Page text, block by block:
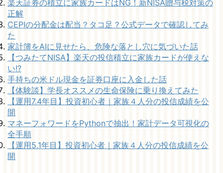
楽天証券の積立に家族カードはNG！新NISA贈与税対策の
正解
CEPIの分配金は配当？タコ足？公式データで確認してみ
た
家計簿をAIに見せたら、危険な落とし穴に気づいた話
【つみたてNISA】楽天の投信積立に家族カードが使えな
い!?
手持ちの米ドル現金を証券口座に入金した話
【体験談】学長オススメの生命保険に乗り換えてみた
【運用7.4年目】投資初心者｜家族４人分の投信成績を公
開
マネーフォワードをPythonで抽出！家計データ可視化の
全手順
【運用5.1年目】投資初心者｜家族４人分の投信成績を公
開